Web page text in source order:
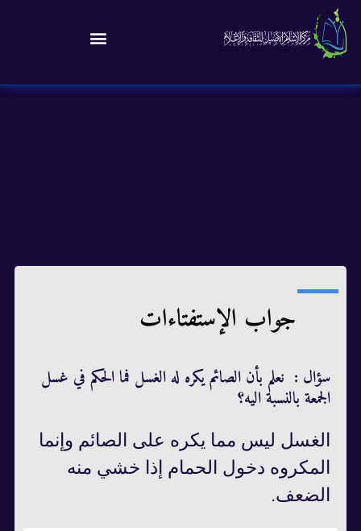
جواب الإستفتاءات
سؤال : نعلم بأن الصائم يكره له الغسل فما الحكم في غسل
الجمعة بالنسبة اليه؟
الغسل ليس مما يكره على الصائم وإنما
المكروه دخول الحمام إذا خشي منه
الضعف.